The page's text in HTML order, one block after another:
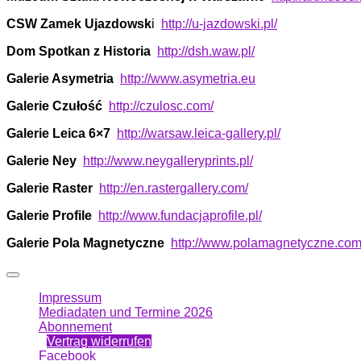
CSW Zamek Ujazdowski
http://u-jazdowski.pl/
Dom Spotkan z His­toria http://dsh.waw.pl/
Galerie Asymetria http://www.asymetria.eu
Galerie Czułość http://czulosc.com/
Galerie Leica 6×7 http://warsaw.leica-gallery.pl/
Galerie Ney http://www.neygalleryprints.pl/
Galerie Raster http://en.rastergallery.com/
Galerie Profile http://www.fundacjaprofile.pl/
Galerie Pola Magnetyczne http://
Impressum
Mediadaten und Termine 2026
Abonnement
Vertrag widerrufen
Facebook